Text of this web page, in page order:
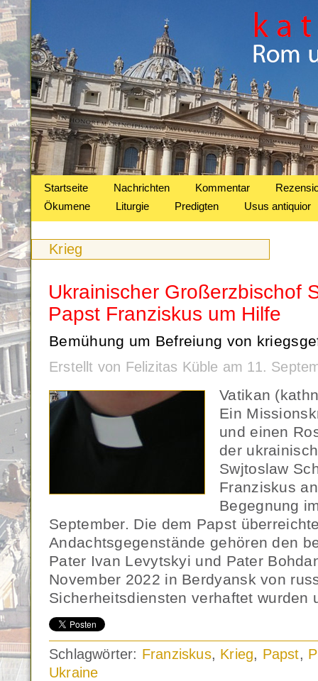
Startseite Nachrichten Kommentar
Ökumene
Liturgie Predigten Usus antiquior
Krieg
Ukrainischer Großerzbischof
Papst Franziskus um Hilfe
Bemühung um Befreiung von
Erstellt von Felizitas Küble am 11.
Vatikan
Ein
und einen
der
Swjtoslaw
Franziskus
Begegnung
September. Die dem Papst
Andachtsgegenstände gehören den
Pater Ivan Levytskyi und Pater
November 2022 in Berdyansk von
Sicherheitsdiensten verhaftet
Schlagwörter: Franziskus, Krieg, Papst,
Ukraine